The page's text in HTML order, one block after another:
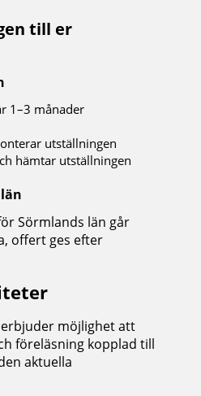
till er
1–3 månader
utställningen
hämtar utställningen
Sörmlands län går
offert ges efter
möjlighet att
föreläsning kopplad till
aktuella